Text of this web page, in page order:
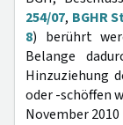
254/07, BGHR
8) berührt
Belange
Hinzuziehung
oder -schöffen
November 2010